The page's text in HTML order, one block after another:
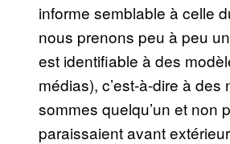
informe semblable à celle
nous prenons peu à peu
est identifiable à des
médias), c’est-à-dire à
sommes quelqu’un et non
paraissaient avant